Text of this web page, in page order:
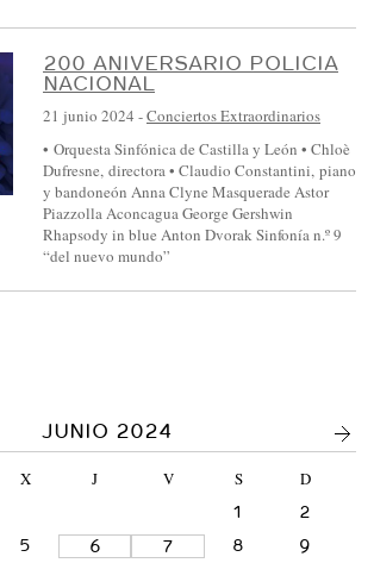
200 ANIVERSARIO POLICIA
NACIONAL
21 junio 2024 -Conciertos Extraordinarios
• Orquesta Sinfónica de Castilla y León • Chloè
Dufresne, directora • Claudio Constantini, piano
y bandoneón Anna Clyne Masquerade Astor
Piazzolla Aconcagua George Gershwin
Rhapsody in blue Anton Dvorak Sinfonía n.º 9
“del nuevo mundo”
JUNIO 2024
X J V S
D
1
2
5 6 7 8
9